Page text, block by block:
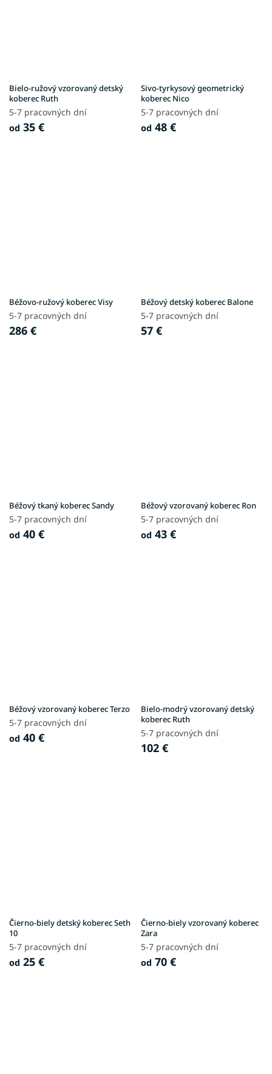
Bielo-ružový vzorovaný detský
koberec Ruth
5-7 pracovných dní
od 35 €
Sivo-tyrkysový geometrický
koberec Nico
5-7 pracovných dní
od 48 €
Béžovo-ružový koberec Visy
5-7 pracovných dní
286 €
Béžový detský koberec Balone
5-7 pracovných dní
57 €
Béžový tkaný koberec Sandy
5-7 pracovných dní
od 40 €
Béžový vzorovaný koberec Ron
5-7 pracovných dní
od 43 €
Béžový vzorovaný koberec Terzo
5-7 pracovných dní
od 40 €
Bielo-modrý vzorovaný detský
koberec Ruth
5-7 pracovných dní
102 €
Čierno-biely detský koberec Seth
10
5-7 pracovných dní
od 25 €
Čierno-biely vzorovaný koberec
Zara
5-7 pracovných dní
od 70 €